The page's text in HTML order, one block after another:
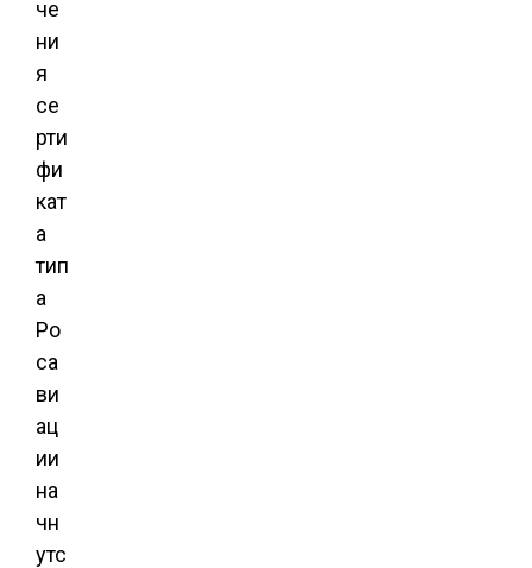
че
ни
я
се
рти
фи
кат
а
тип
а
Ро
са
ви
ац
ии
на
чн
утс